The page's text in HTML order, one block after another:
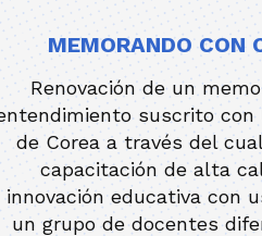
MEMORANDO CON
Renovación de un
suscrito con
de Corea a través del
capacitación de alta
innovación educativa con
un grupo de docentes